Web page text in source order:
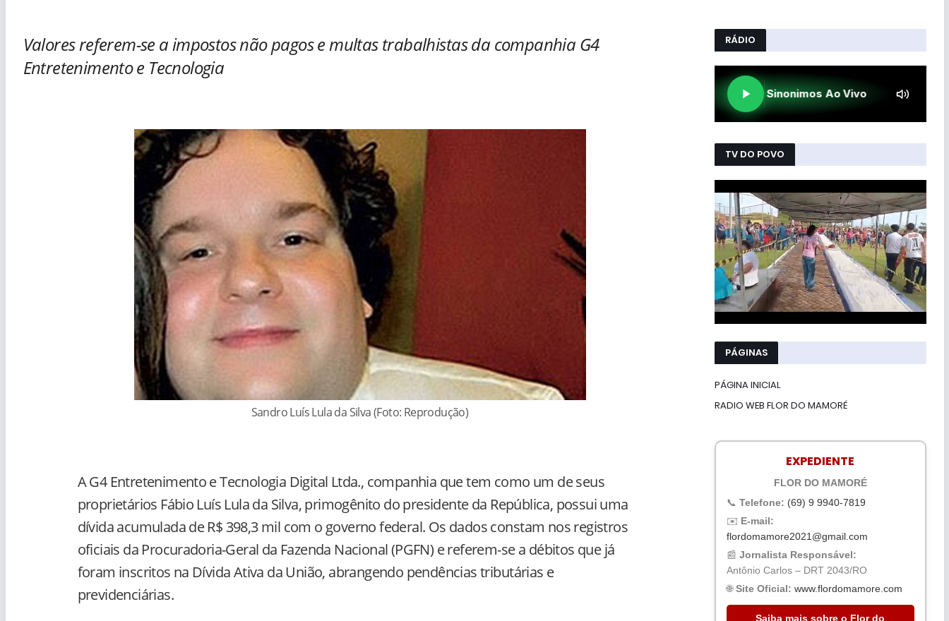
Valores referem-se a impostos não pagos e multas trabalhistas da companhia G4
Entretenimento e Tecnologia
Sandro Luís Lula da Silva (Foto: Reprodução)
A G4 Entretenimento e Tecnologia Digital Ltda., companhia que tem como um de seus
proprietários Fábio Luís Lula da Silva, primogênito do presidente da República, possui uma
dívida acumulada de R$ 398,3 mil com o governo federal. Os dados constam nos registros
oficiais da Procuradoria-Geral da Fazenda Nacional (PGFN) e referem-se a débitos que já
foram inscritos na Dívida Ativa da União, abrangendo pendências tributárias e
previdenciárias.
RÁDIO
TV DO POVO
PÁGINAS
PÁGINA INICIAL
RADIO WEB FLOR DO MAMORÉ
EXPEDIENTE
FLOR DO MAMORÉ
📞 Telefone: (69) 9 9940-7819
✉️ E-mail:
flordomamore2021@gmail.com
📰 Jornalista Responsável:
Antônio Carlos – DRT 2043/RO
🌐Site Oficial: www.flordomamore.com
Saiba mais sobre o Flor do